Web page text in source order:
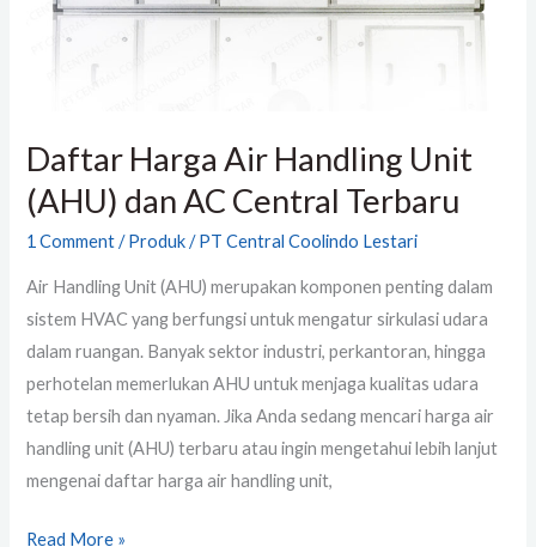
Daftar Harga Air Handling Unit
(AHU) dan AC Central Terbaru
1 Comment /Produk/PT Central Coolindo Lestari
Air Handling Unit (AHU) merupakan komponen penting dalam
sistem HVAC yang berfungsi untuk mengatur sirkulasi udara
dalam ruangan. Banyak sektor industri, perkantoran, hingga
perhotelan memerlukan AHU untuk menjaga kualitas udara
tetap bersih dan nyaman. Jika Anda sedang mencari harga air
handling unit (AHU) terbaru atau ingin mengetahui lebih lanjut
mengenai daftar harga air handling unit,
Central
Read More »